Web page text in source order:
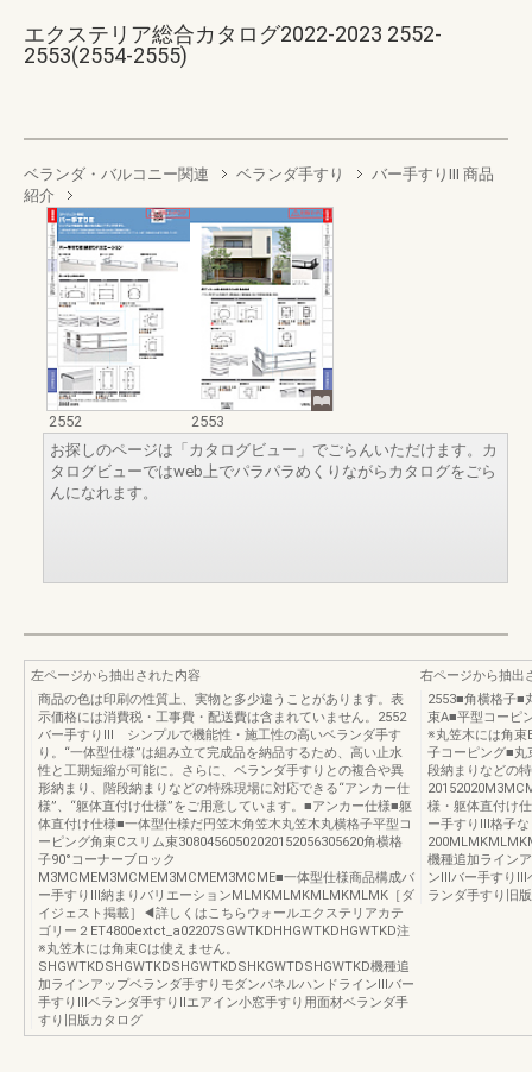
エクステリア総合カタログ2022-2023 2552-
2553(2554-2555)
ベランダ・バルコニー関連 ベランダ手すり
バー手すりIII 商品
紹介
2552
2553
お探しのページは「カタログビュー」でごらんいただけます。カ
タログビューではweb上でパラパラめくりながらカタログをごら
んになれます。
左ページから抽出された内容
商品の色は印刷の性質上、実物と多少違うことがあります。表
示価格には消費税・工事費・配送費は含まれていません。2552
バー手すりⅢ シンプルで機能性・施工性の高いベランダ手す
り。“一体型仕様”は組み立て完成品を納品するため、高い止水
性と工期短縮が可能に。さらに、ベランダ手すりとの複合や異
形納まり、階段納まりなどの特殊現場に対応できる“アンカー仕
様”、“躯体直付け仕様”をご用意しています。■アンカー仕様■躯
体直付け仕様■一体型仕様だ円笠木角笠木丸笠木丸横格子平型コ
ーピング角束Cスリム束30804560502020152056305620角横格
子90°コーナーブロック
M3MCMEM3MCMEM3MCMEM3MCME■一体型仕様商品構成バ
ー手すりⅢ納まりバリエーションMLMKMLMKMLMKMLMK［ダ
イジェスト掲載］◀詳しくはこちらウォールエクステリアカテ
ゴリー２ET4800extct_a02207SGWTKDHHGWTKDHGWTKD注
※丸笠木には角束Cは使えません。
SHGWTKDSHGWTKDSHGWTKDSHKGWTDSHGWTKD機種追
加ラインアップベランダ手すりモダンパネルハンドラインⅢバー
手すりⅢベランダ手すりⅡエアイン小窓手すり用面材ベランダ手
すり旧版カタログ
右ページから抽出
2553■角横格子■
束A■平型コーピ
※丸笠木には角束
子コーピング■丸
段納まりなどの
様・躯体直付け
ー手すりⅢ格子
機種追加ライン
ンⅢバー手すりⅢ
ランダ手すり旧